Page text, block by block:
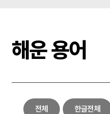
해운 용어
전체 한글전체